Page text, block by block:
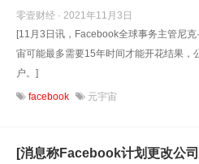
零壹财经 · 2021年11月3日
[11月3日讯，Facebook全球事务主管尼
宙可能最多需要15年时间才能开花结果，
户。]
facebook 元宇宙
[消息称Facebook计划更改公